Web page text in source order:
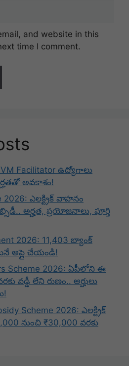
and website in this
time I comment.
Facilitator ఉద్యోగాలు
అవకాశం!
2026: ఎలక్ట్రిక్ వాహనం
అర్హత, ప్రయోజనాలు, పూర్తి
2026: 11,403 బ్యాంక్
అప్లై చేయండి!
Scheme 2026: ఏపీలోని ఈ
వడ్డీ లేని రుణం.. అర్హులు
Scheme 2026: ఎలక్ట్రిక్
నుంచి ₹30,000 వరకు